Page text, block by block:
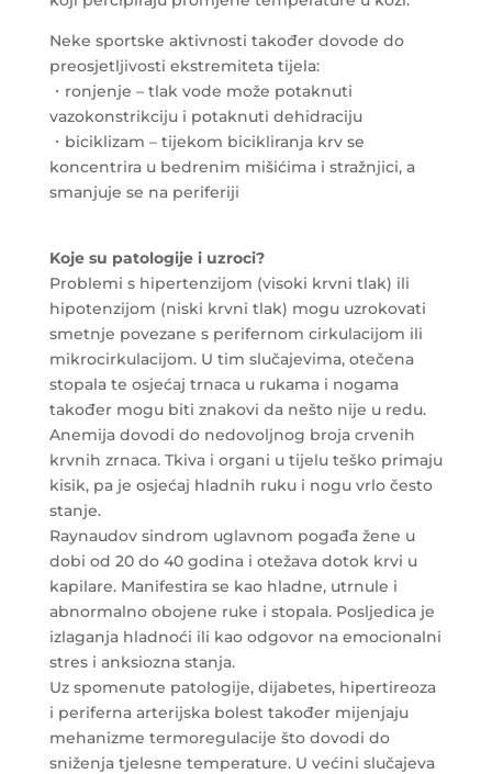
Neke sportske aktivnosti također dovode do
preosjetljivosti ekstremiteta tijela:
・ronjenje – tlak vode može potaknuti
vazokonstrikciju i potaknuti dehidraciju
・biciklizam – tijekom bicikliranja krv se
koncentrira u bedrenim mišićima i stražnjici, a
smanjuje se na periferiji
Koje su patologije i uzroci?
Problemi s hipertenzijom (visoki krvni tlak) ili
hipotenzijom (niski krvni tlak) mogu uzrokovati
smetnje povezane s perifernom cirkulacijom ili
mikrocirkulacijom. U tim slučajevima, otečena
stopala te osjećaj trnaca u rukama i nogama
također mogu biti znakovi da nešto nije u redu.
Anemija dovodi do nedovoljnog broja crvenih
krvnih zrnaca. Tkiva i organi u tijelu teško primaju
kisik, pa je osjećaj hladnih ruku i nogu vrlo često
stanje.
Raynaudov sindrom uglavnom pogađa žene u
dobi od 20 do 40 godina i otežava dotok krvi u
kapilare. Manifestira se kao hladne, utrnule i
abnormalno obojene ruke i stopala. Posljedica je
izlaganja hladnoći ili kao odgovor na emocionalni
stres i anksiozna stanja.
Uz spomenute patologije, dijabetes, hipertireoza
i periferna arterijska bolest također mijenjaju
mehanizme termoregulacije što dovodi do
sniženja tjelesne temperature. U većini slučajeva